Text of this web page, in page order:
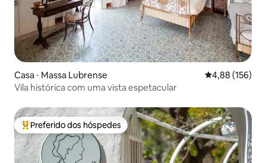
Casa ⋅ Massa Lubrense 4,88 de uma
4,88 (156)
Vila histórica com uma vista espetacular
Entre os melhores preferidos dos hóspedes
Preferido dos hóspedes